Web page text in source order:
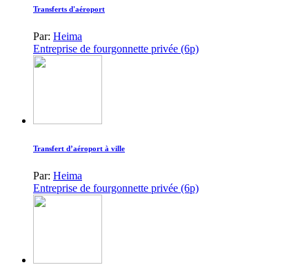
Transferts d'aéroport
Par: Heima
Entreprise de fourgonnette privée (6p)
Transfert d’aéroport à ville
Par: Heima
Entreprise de fourgonnette privée (6p)